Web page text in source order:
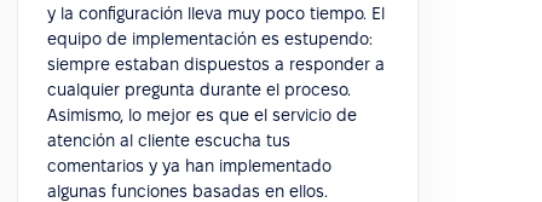
y la configuración lleva muy poco tiempo. El
equipo de implementación es estupendo:
siempre estaban dispuestos a responder a
cualquier pregunta durante el proceso.
Asimismo, lo mejor es que el servicio de
atención al cliente escucha tus
comentarios y ya han implementado
algunas funciones basadas en ellos.